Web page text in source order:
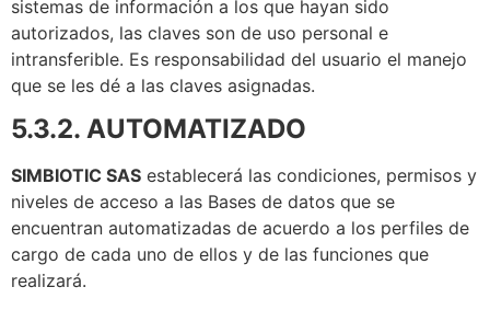
sistemas de información a los que hayan sido
autorizados, las claves son de uso personal e
intransferible. Es responsabilidad del usuario el manejo
que se les dé a las claves asignadas.
5.3.2. AUTOMATIZADO
SIMBIOTIC SAS establecerá las condiciones, permisos y
niveles de acceso a las Bases de datos que se
encuentran automatizadas de acuerdo a los perfiles de
cargo de cada uno de ellos y de las funciones que
realizará.